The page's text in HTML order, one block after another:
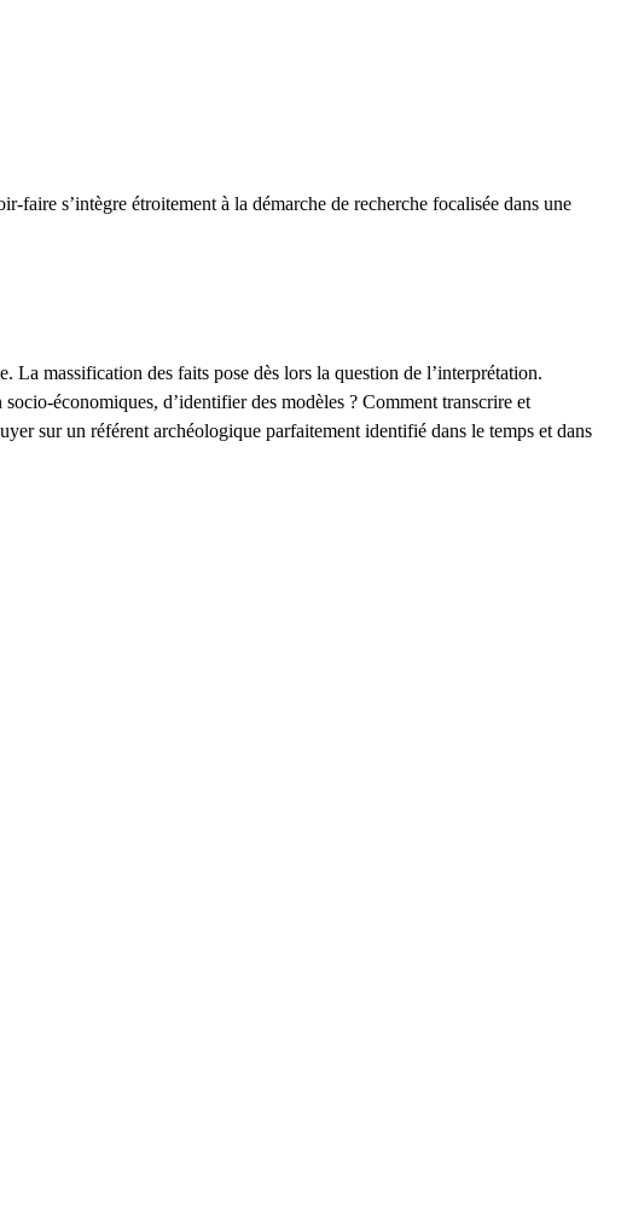
faire s’intègre étroitement à la démarche de recherche focalisée dans une
La massification des faits pose dès lors la question de l’interprétation.
économiques, d’identifier des modèles ? Comment transcrire et
sur un référent archéologique parfaitement identifié dans le temps et dans